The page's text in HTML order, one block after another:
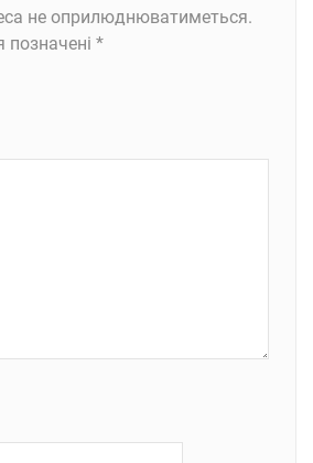
не оприлюднюватиметься.
позначені *